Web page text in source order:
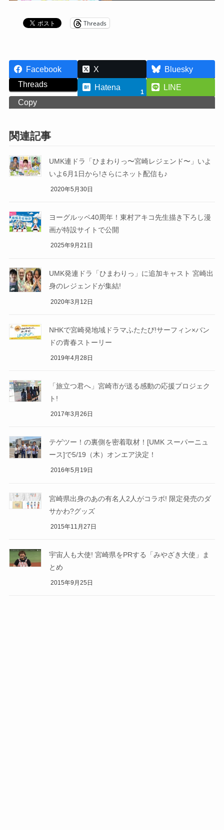
Threads
Facebook X
Bluesky
Threads
Hatena
1
LINE
Copy
関連記事
UMK連ドラ「ひまわりっ〜宮崎レジェンド〜」いよ
いよ6月1日から!さらにネット配信も♪
2020年5月30日
ヨーグルッペ40周年！東村アキコ先生描き下ろし漫
画が特設サイトで公開
2025年9月21日
UMK発連ドラ「ひまわりっ」に追加キャスト 宮崎出
身のレジェンドが集結!
2020年3月12日
NHKで宮崎発地域ドラマふたたび!サーフィン×バン
ドの青春ストーリー
2019年4月28日
「旅立つ君へ」宮崎市が送る感動の応援プロジェク
ト!
2017年3月26日
テゲツー！の裏側を密着取材！[UMK スーパーニュ
ース]で5/19（木）オンエア決定！
2016年5月19日
宮崎県出身のあの有名人2人がコラボ! 限定発売のダ
サかわ?グッズ
2015年11月27日
宇宙人も大使! 宮崎県をPRする「みやざき大使」ま
とめ
2015年9月25日